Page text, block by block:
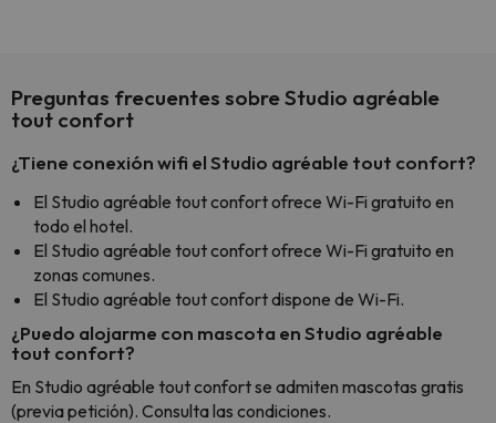
Preguntas frecuentes sobre Studio agréable
tout confort
¿Tiene conexión wifi el Studio agréable tout confort?
El Studio agréable tout confort ofrece Wi-Fi gratuito en
todo el hotel.
El Studio agréable tout confort ofrece Wi-Fi gratuito en
zonas comunes.
El Studio agréable tout confort dispone de Wi-Fi.
¿Puedo alojarme con mascota en Studio agréable
tout confort?
En Studio agréable tout confort se admiten mascotas gratis
(previa petición). Consulta las condiciones.